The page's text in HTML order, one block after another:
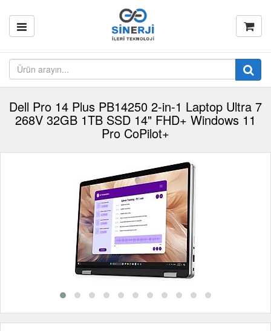
Dell Pro 14 Plus PB14250 2-in-1 Laptop Ultra 7
268V 32GB 1TB SSD 14" FHD+ Windows 11
Pro CoPilot+